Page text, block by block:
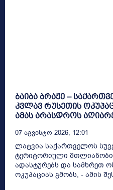
ბაიბა ბრაჟე –
კვლავ რუსეთის
ამას არასდროს
07 Აგვისტო 2026, 12:01
ლატვია საქართველოს
ტერიტორიული
ადასტურებს და სამხრეთ
ოკუპაციას გმობს, - ამის